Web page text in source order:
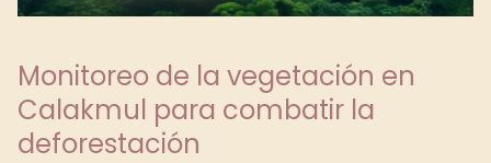
Monitoreo de la vegetación en
Calakmul para combatir la
deforestación